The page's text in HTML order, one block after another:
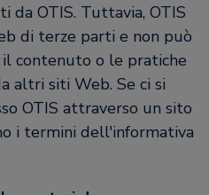
da OTIS. Tuttavia, OTIS
di terze parti e non può
contenuto o le pratiche
altri siti Web. Se ci si
OTIS attraverso un sito
i termini dell'informativa